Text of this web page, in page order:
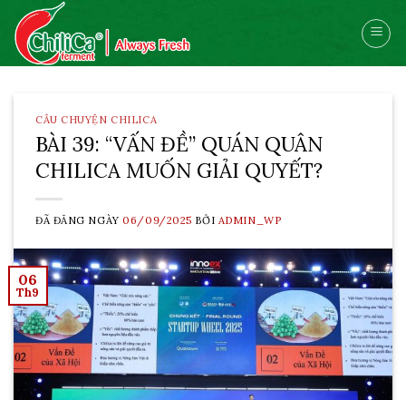
Skip
content
CÂU CHUYỆN CHILICA
BÀI 39: “VẤN ĐỀ” QUÁN QUÂN
CHILICA MUỐN GIẢI QUYẾT?
ĐÃ ĐĂNG NGÀY06/09/2025 BỞI ADMIN_WP
06
Th9